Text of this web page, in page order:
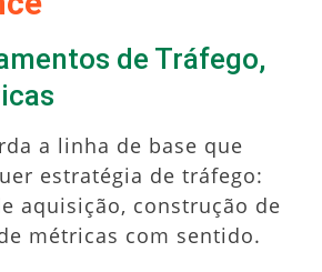
de Tráfego,
a linha de base que
estratégia de tráfego:
aquisição, construção de
métricas com sentido.